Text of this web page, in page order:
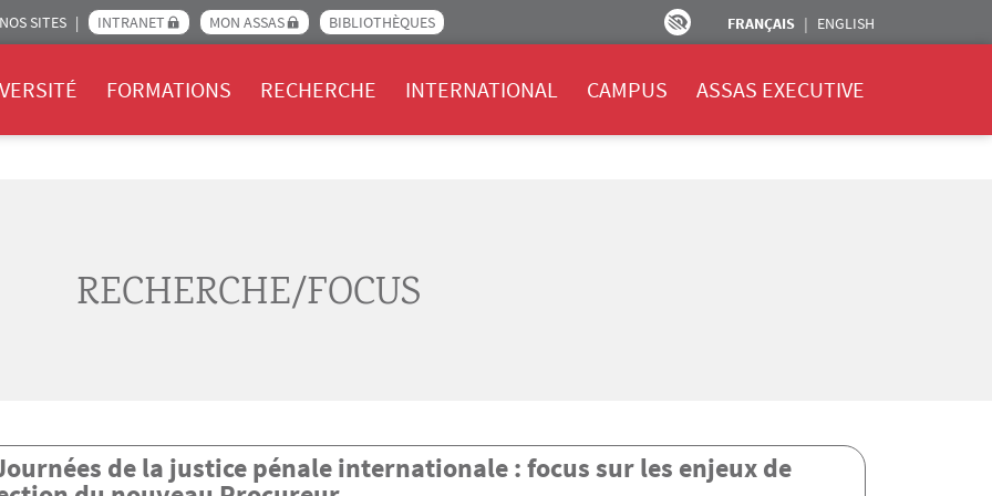
SITES INTRANET MON ASSAS BIBLIOTHÈQUES FRANÇAIS ENGLISH
FORMATIONS RECHERCHE INTERNATIONAL CAMPUS ASSAS EXECUTIVE
RECHERCHE/FOCUS
de la justice pénale internationale : focus sur les enjeux de